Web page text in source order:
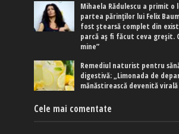
Mihaela Rădulescu a primit o
partea părinților lui Felix
fost ștearsă complet din
parcă aș fi făcut ceva greșit.
mine”
Remediul naturist pentru
digestivă: „Limonada de
mănăstirească devenită virală
Cele mai comentate